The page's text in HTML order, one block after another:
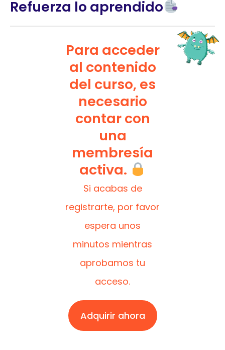
Refuerza lo aprendido
Para acceder
al contenido
del curso, es
necesario
contar con
una
membresía
activa.
Si acabas de
registrarte, por favor
espera unos
minutos mientras
aprobamos tu
acceso.
Adquirir ahora